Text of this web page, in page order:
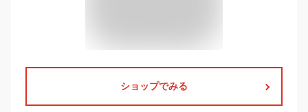
ショップでみる